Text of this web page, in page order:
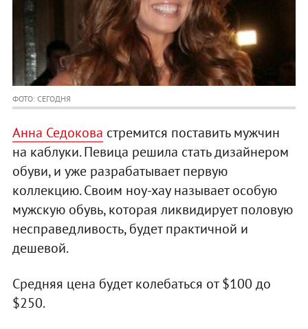
ФОТО: СЕГОДНЯ
Анна Седокова стремится поставить мужчин
на каблуки. Певица решила стать дизайнером
обуви, и уже разрабатывает первую
коллекцию. Своим ноу-хау называет особую
мужскую обувь, которая ликвидирует половую
несправедливость, будет практичной и
дешевой.
Средняя цена будет колебаться от $100 до
$250.